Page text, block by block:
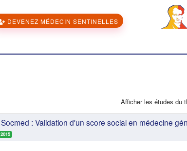
DEVENEZ MÉDECIN SENTINELLES
Afficher les études du
Socmed : Validation d'un score social en médecine
2015